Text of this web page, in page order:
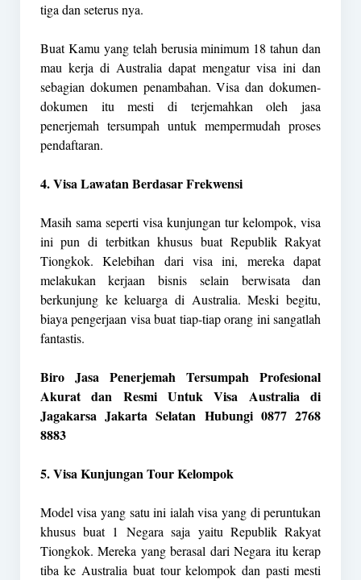
tiga dan seterus nya.
Buat Kamu yang telah berusia minimum 18 tahun dan
mau kerja di Australia dapat mengatur visa ini dan
sebagian dokumen penambahan. Visa dan dokumen-
dokumen itu mesti di terjemahkan oleh jasa
penerjemah tersumpah untuk mempermudah proses
pendaftaran.
4. Visa Lawatan Berdasar Frekwensi
Masih sama seperti visa kunjungan tur kelompok, visa
ini pun di terbitkan khusus buat Republik Rakyat
Tiongkok. Kelebihan dari visa ini, mereka dapat
melakukan kerjaan bisnis selain berwisata dan
berkunjung ke keluarga di Australia. Meski begitu,
biaya pengerjaan visa buat tiap-tiap orang ini sangatlah
fantastis.
Biro Jasa Penerjemah Tersumpah Profesional
Akurat dan Resmi Untuk Visa Australia di
Jagakarsa Jakarta Selatan Hubungi 0877 2768
8883
5. Visa Kunjungan Tour Kelompok
Model visa yang satu ini ialah visa yang di peruntukan
khusus buat 1 Negara saja yaitu Republik Rakyat
Tiongkok. Mereka yang berasal dari Negara itu kerap
tiba ke Australia buat tour kelompok dan pasti mesti